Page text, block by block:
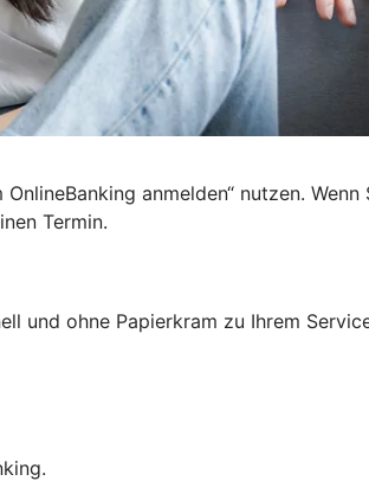
anmelden“ nutzen. Wenn
Termin.
und ohne Papierkram zu Ihrem